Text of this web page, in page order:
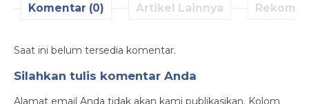
Komentar (0) Artikel Lainnya
Saat ini belum tersedia komentar.
Silahkan tulis komentar Anda
Alamat email Anda tidak akan kami publikasikan. Kolom